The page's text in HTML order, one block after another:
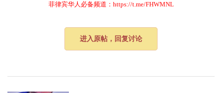
菲律宾华人必备频道：https://t.me/FHWMNL
进入原帖，回复讨论